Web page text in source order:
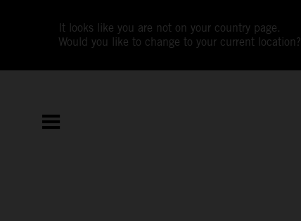
It looks like you are not on your country page.
Would you like to change to your current location?